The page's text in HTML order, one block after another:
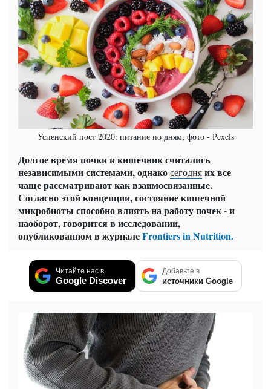
Успенский пост 2020: питание по дням, фото - Рexels
Долгое время почки и кишечник считались
независимыми системами, однакосегодняих все
чаще рассматривают как взаимосвязанные.
Согласно этой концепции, состояние кишечной
микробиоты способно влиять на работу почек - и
наоборот, говорится в исследовании,
опубликованном в журналеFrontiers in Nutrition.
Читайте нас в
Google Discover
Добавьте в
источники Google